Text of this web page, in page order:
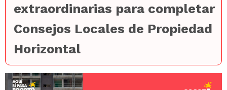
extraordinarias para completar
Consejos Locales de Propiedad
Horizontal